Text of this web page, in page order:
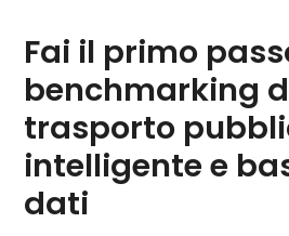
Fai il primo
benchmarking
trasporto
intelligente e
dati